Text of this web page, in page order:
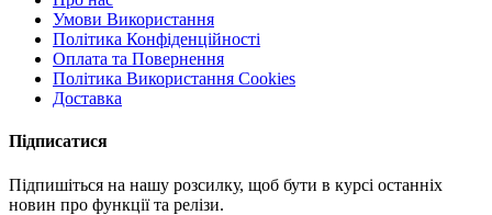
Умови Використання
Політика Конфіденційності
Оплата та Повернення
Політика Використання Cookies
Доставка
Підписатися
Підпишіться на нашу розсилку, щоб бути в курсі останніх
новин про функції та релізи.